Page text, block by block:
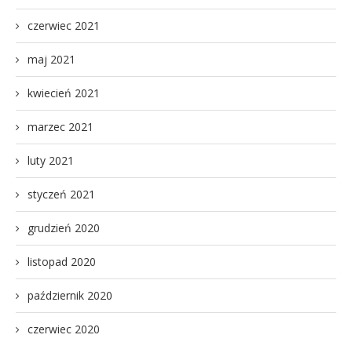
czerwiec 2021
maj 2021
kwiecień 2021
marzec 2021
luty 2021
styczeń 2021
grudzień 2020
listopad 2020
październik 2020
czerwiec 2020